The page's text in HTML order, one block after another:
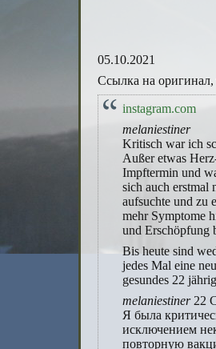
05.10.2021
Ссылка на оригинал,
instagram.com
melaniestiner
Kritisch war ich
Außer etwas
Impftermin und
sich auch erstmal
aufsuchte und zu
mehr Symptome
und Erschöpfung
Bis heute sind
jedes Mal eine
gesundes 22
melaniestiner22
Я была
исключением
повторную